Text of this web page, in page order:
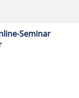
Seminar